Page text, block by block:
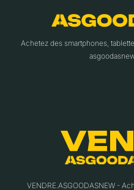
Achetez des smartphones,
VENDRE.ASGOODASNEW -